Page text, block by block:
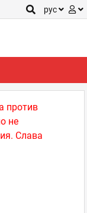
рус
против
не
Слава